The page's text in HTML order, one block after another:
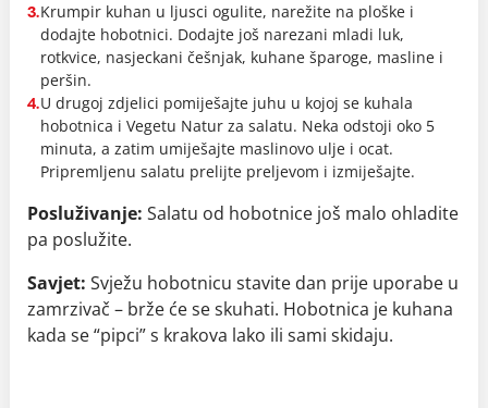
3.Krumpir kuhan u ljusci ogulite, narežite na ploške i
dodajte hobotnici. Dodajte još narezani mladi luk,
rotkvice, nasjeckani češnjak, kuhane šparoge, masline i
peršin.
4.U drugoj zdjelici pomiješajte juhu u kojoj se kuhala
hobotnica i Vegetu Natur za salatu. Neka odstoji oko 5
minuta, a zatim umiješajte maslinovo ulje i ocat.
Pripremljenu salatu prelijte preljevom i izmiješajte.
Posluživanje: Salatu od hobotnice još malo ohladite
pa poslužite.
Savjet: Svježu hobotnicu stavite dan prije uporabe u
zamrzivač – brže će se skuhati. Hobotnica je kuhana
kada se “pipci” s krakova lako ili sami skidaju.